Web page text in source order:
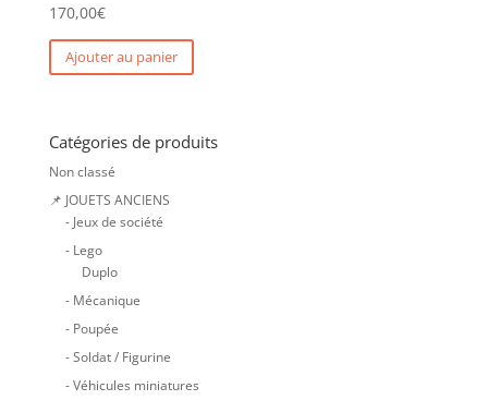
170,00€
Ajouter au panier
Catégories de produits
Non classé
📌 JOUETS ANCIENS
- Jeux de société
- Lego
Duplo
- Mécanique
- Poupée
- Soldat / Figurine
- Véhicules miniatures